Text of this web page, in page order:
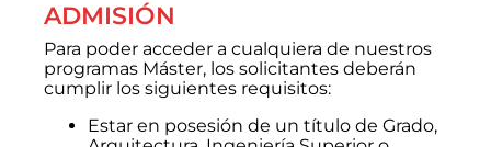
ADMISIÓN
Para poder acceder a cualquiera de nuestros
programas Máster, los solicitantes deberán
cumplir los siguientes requisitos:
Estar en posesión de un título de Grado,